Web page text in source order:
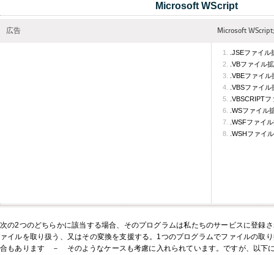
Microsoft WScript
広告 Microsoft
.JSEファイル
.VBファイル
.VBEファイル
.VBSファイル
.VBSCRIPT
.WSファイル
.WSFファイ
.WSHファイ
次の2つのどちらかに該当する場合、そのプログラムは私たちのサービスに登
ァイルを取り扱う、又はその変換を支援する。1つのプログラムでファイルの取
合もあります － そのようなケースも考慮に入れられています。ですが、以下